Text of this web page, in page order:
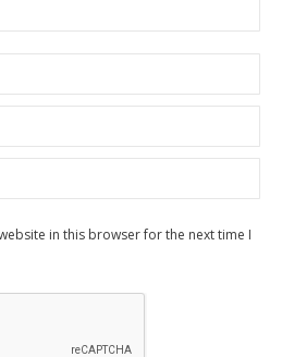
in this browser for the next time I